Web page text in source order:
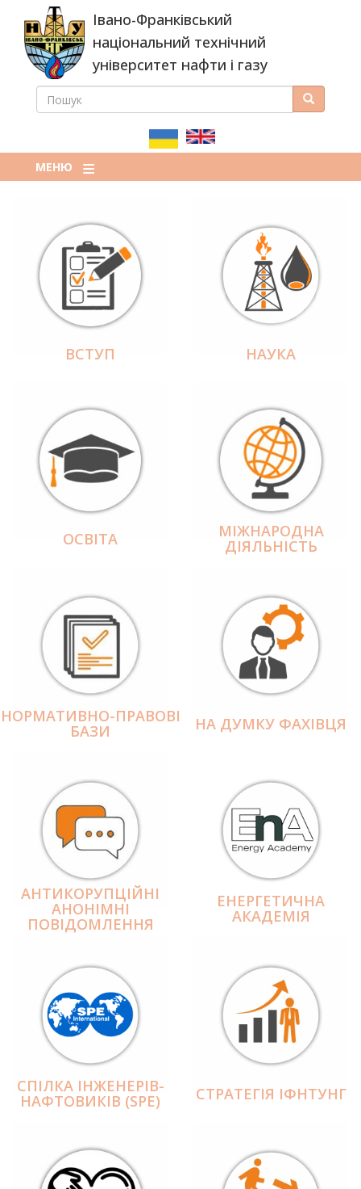
основного
вмісту
Івано-Франківський
національний технічний
університет нафти і газу
ПОШУКОВА
ПОШУК Пошук
МЕНЮ
ВСТУП НАУКА
ОСВІТА МІЖНАРОДНА
ДІЯЛЬНІCТЬ
НОРМАТИВНО-ПРАВОВІ
БАЗИ НА ДУМКУ ФАХІВЦЯ
АНТИКОРУПЦІЙНІ
АНОНІМНІ
ПОВІДОМЛЕННЯ
ЕНЕРГЕТИЧНА
АКАДЕМІЯ
СПІЛКА ІНЖЕНЕРІВ-
НАФТОВИКІВ (SPE) СТРАТЕГІЯ ІФНТУНГ